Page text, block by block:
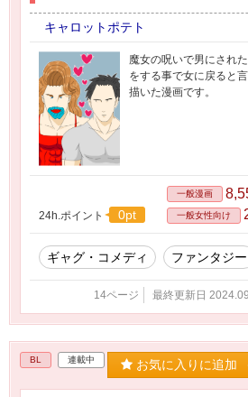
キャロットポテト
魔女の呪いで男にされ
をする事で女に戻ると
描いた漫画です。
24h.ポイント 0pt
一般漫画
一般女性向け
ギャグ・コメディ ファンタジー
14ページ 最終更新日
BL 連載中 お気に入りに追加